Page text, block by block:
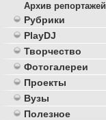
Архив репортажей
Рубрики
PlayDJ
Творчество
Фотогалереи
Проекты
Вузы
Полезное